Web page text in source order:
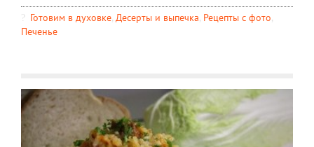
Готовим в духовке, Десерты и выпечка, Рецепты c фото,
Печенье